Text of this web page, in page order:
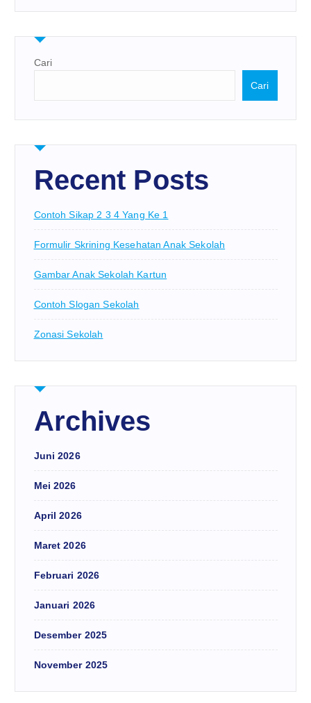
Cari
Cari
Recent Posts
Contoh Sikap 2 3 4 Yang Ke 1
Formulir Skrining Kesehatan Anak Sekolah
Gambar Anak Sekolah Kartun
Contoh Slogan Sekolah
Zonasi Sekolah
Archives
Juni 2026
Mei 2026
April 2026
Maret 2026
Februari 2026
Januari 2026
Desember 2025
November 2025